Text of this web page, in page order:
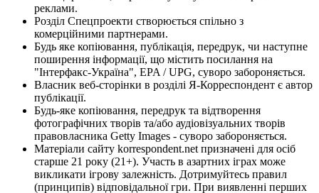
реклами.
Розділ Спецпроекти створюється спільно з
комерційними партнерами.
Будь яке копіювання, публікація, передрук, чи наступне
поширення інформації, що містить посилання на
"Інтерфакс-Україна", EPA / UPG, суворо забороняється.
Власник веб-сторінки в розділі Я-Корреспондент є автор
публікації.
Будь-яке копіювання, передрук та відтворення
фотографічних творів та/або аудіовізуальних творів
правовласника Getty Images - суворо забороняється.
Матеріали сайту korrespondent.net призначені для осіб
старше 21 року (21+). Участь в азартних іграх може
викликати ігрову залежність. Дотримуйтесь правил
(принципів) відповідальної гри. При виявленні перших